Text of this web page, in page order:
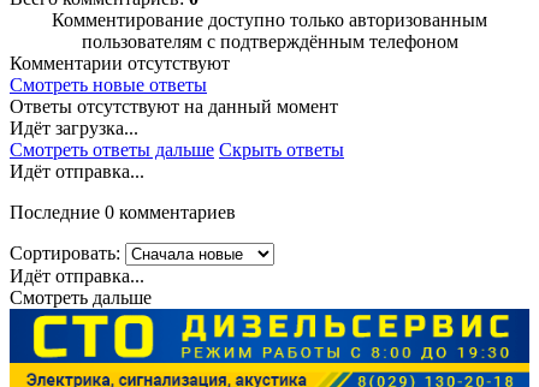
Комментирование доступно только авторизованным
пользователям с подтверждённым телефоном
Комментарии отсутствуют
Смотреть новые ответы
Ответы отсутствуют на данный момент
Идёт загрузка...
Смотреть ответы дальше Скрыть ответы
Идёт отправка...
Последние 0 комментариев
Сортировать:
Идёт отправка...
Смотреть дальше